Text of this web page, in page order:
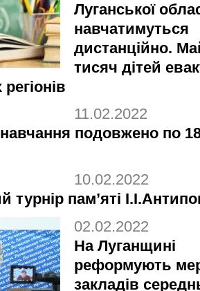
Луганської
навчатимуться
дистанційно.
тисяч дітей
11.02.2022
подовжено по
10.02.2022
турнір пам’яті
02.02.2022
На Луганщині
реформують
закладів